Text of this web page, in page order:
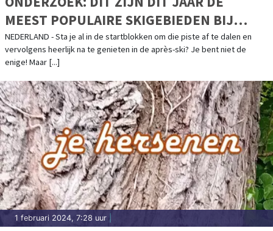
MEEST POPULAIRE SKIGEBIEDEN BIJ
NEDERLANDERS
NEDERLAND - Sta je al in de startblokken om die piste af te dalen en
vervolgens heerlijk na te genieten in de après-ski? Je bent niet de
enige! Maar [...]
1 februari 2024, 7:28 uur